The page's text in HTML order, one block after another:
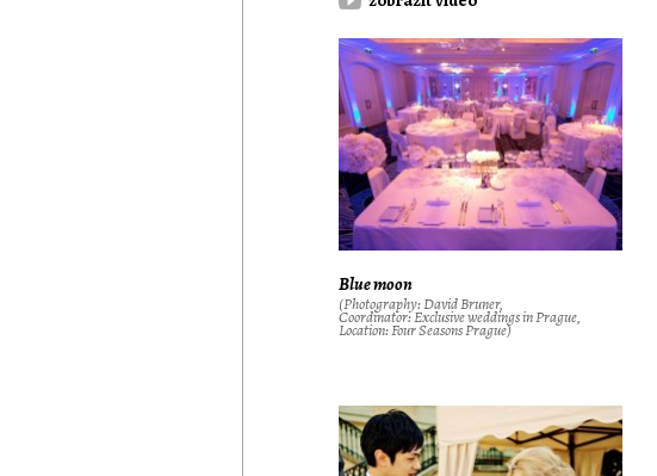
Blue moon
(Photography: David Bruner,
Coordinator: Exclusive weddings in Prague,
Location: Four Seasons Prague)